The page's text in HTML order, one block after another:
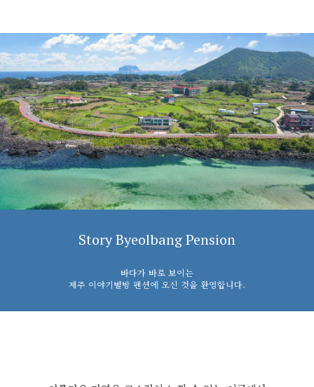
Story Byeolbang Pension
바다가 바로 보이는
제주 이야기별방 펜션에 오신 것을 환영합니다.